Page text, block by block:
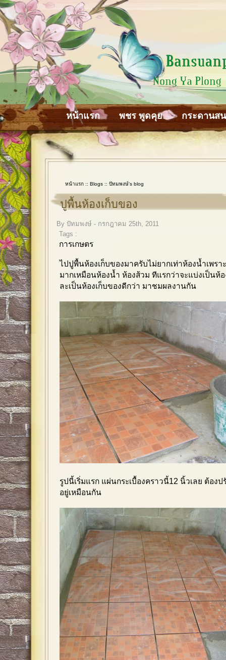
หน้าแรก พชร พูดคุย กระดานส
หน้าแรก :: Blogs :: ปัทมพงษ์'s blog
ปูพื้นห้องเก็บของ
By ปัทมพงษ์ - กรกฎาคม 25th, 2011
Tags :
การเกษตร
ไปปูพื้นห้องเก็บของมาครับไม่ยากเท่าห้องน้ำเพรา
มากเหมือนห้องน้ำ ห้องส้วม ทีแรกว่าจะแบ่งเป็นห้
ละเป็นห้องเก็บของดีกว่า มาชมผลงานกัน
รูปนี้เริ่มแรก แผ่นกระเบื้องคราวนี้12 นิ้วเลย ต้องป
อยู่เหมือนกัน